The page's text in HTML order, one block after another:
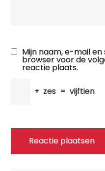
Mijn naam, e-mail
browser voor de
reactie plaats.
+ zes = vijftien